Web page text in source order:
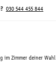
030 544 455 844
im Zimmer deiner Wahl